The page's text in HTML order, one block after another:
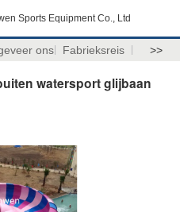
Sports Equipment Co., Ltd
ons Fabrieksreis >>
watersport glijbaan